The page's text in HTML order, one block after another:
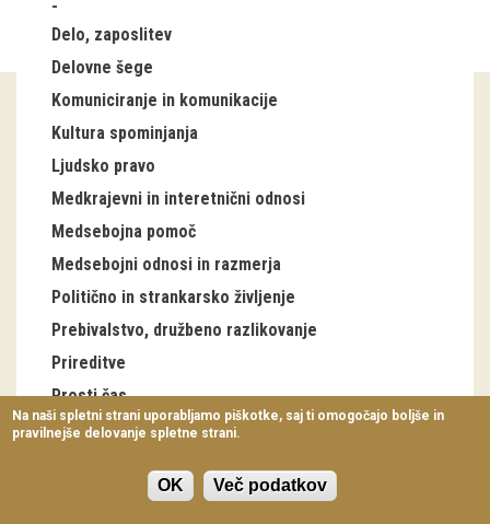
E-razstave
Virtualni sprehodi
Razstavni projekti
Napovednik
Arhiv razstav
Koledar dogodkov
Prireditve
Predavanja
Delavnice
Vodeni ogledi
Delo, zaposlitev
Delovne šege
Komuniciranje in komunikacije
Kultura spominjanja
Ljudsko pravo
Medkrajevni in interetnični odnosi
Medsebojna pomoč
Medsebojni odnosi in razmerja
Politično in strankarsko življenje
Prebivalstvo, družbeno razlikovanje
Prireditve
Prosti čas
Šege letnega kroga
Skupnosti in društva
Na naši spletni strani uporabljamo piškotke, saj ti omogočajo boljše in
pravilnejše delovanje spletne strani.
OK Več podatkov